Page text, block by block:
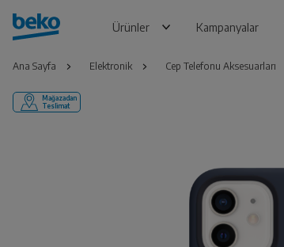
Ürünler Kampanyalar
Ana Sayfa Elektronik Cep Telefonu Aksesuarları
Mağazadan
Teslimat